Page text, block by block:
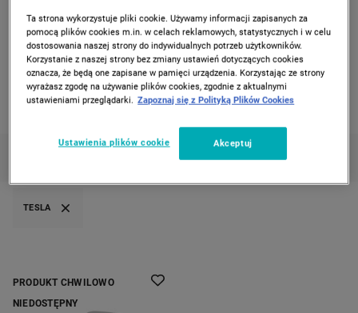
PULSOKSYMETRY,
INHALATORY I
TERMOMETRY
TESLA
FILTRUJ(1)
PRODUKT CHWILOWO
NIEDOSTĘPNY
Ta strona wykorzystuje pliki cookie. Używamy informacji zapisanych za
pomocą plików cookies m.in. w celach reklamowych, statystycznych i w celu
dostosowania naszej strony do indywidualnych potrzeb użytkowników.
Korzystanie z naszej strony bez zmiany ustawień dotyczących cookies
oznacza, że będą one zapisane w pamięci urządzenia. Korzystając ze strony
wyrażasz zgodę na używanie plików cookies, zgodnie z aktualnymi
ustawieniami przeglądarki. Zapoznaj się z Polityką Plików Cookies
Ustawienia plików cookie Akceptuj